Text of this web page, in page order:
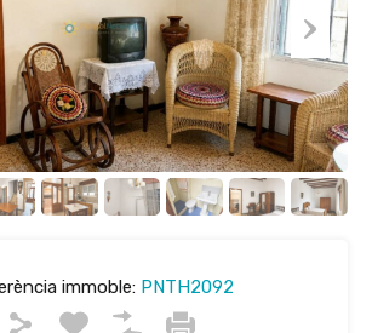
immoble: PNTH2092